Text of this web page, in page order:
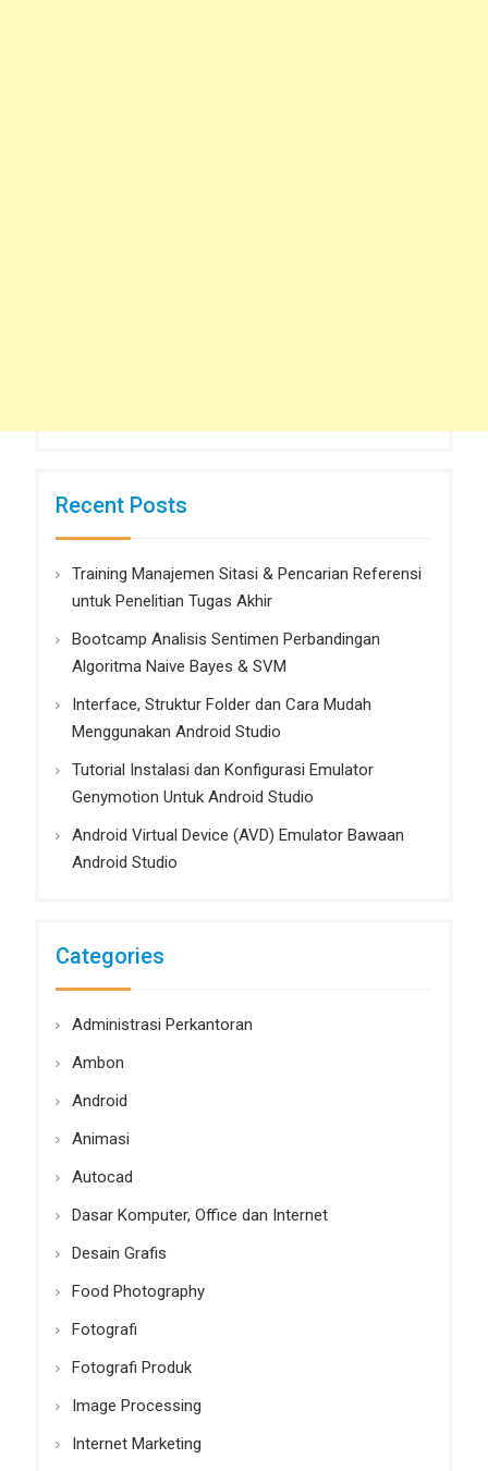
Recent Posts
Training Manajemen Sitasi & Pencarian Referensi
untuk Penelitian Tugas Akhir
Bootcamp Analisis Sentimen Perbandingan
Algoritma Naive Bayes & SVM
Interface, Struktur Folder dan Cara Mudah
Menggunakan Android Studio
Tutorial Instalasi dan Konfigurasi Emulator
Genymotion Untuk Android Studio
Android Virtual Device (AVD) Emulator Bawaan
Android Studio
Categories
Administrasi Perkantoran
Ambon
Android
Animasi
Autocad
Dasar Komputer, Office dan Internet
Desain Grafis
Food Photography
Fotografi
Fotografi Produk
Image Processing
Internet Marketing